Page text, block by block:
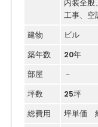
内装全般
工事、空
建物
ビル
築年数
20年
部屋
－
坪数
25坪
総費用
坪単価